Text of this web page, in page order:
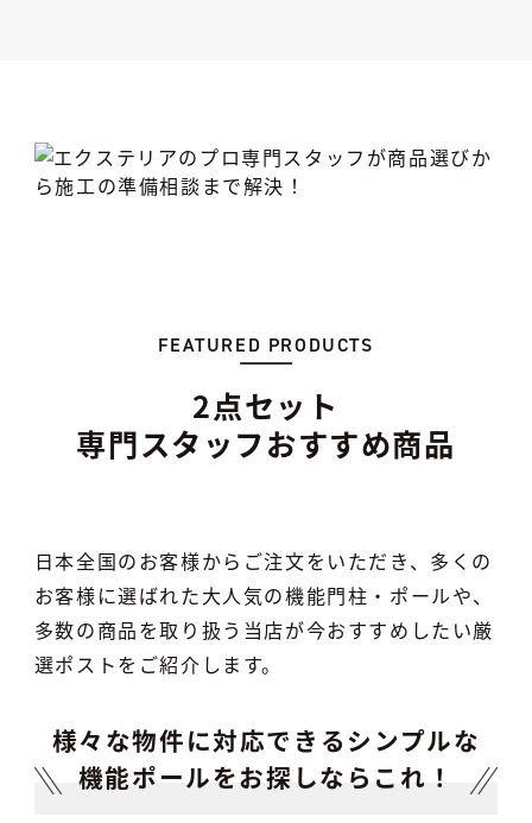
2点セット
専門スタッフおすすめ商品
FEATURED PRODUCTS
日本全国のお客様からご注文をいただき、多くの
お客様に選ばれた大人気の機能門柱・ポールや、
多数の商品を取り扱う当店が今おすすめしたい厳
選ポストをご紹介します。
様々な物件に対応できるシンプルな
機能ポールをお探しならこれ！